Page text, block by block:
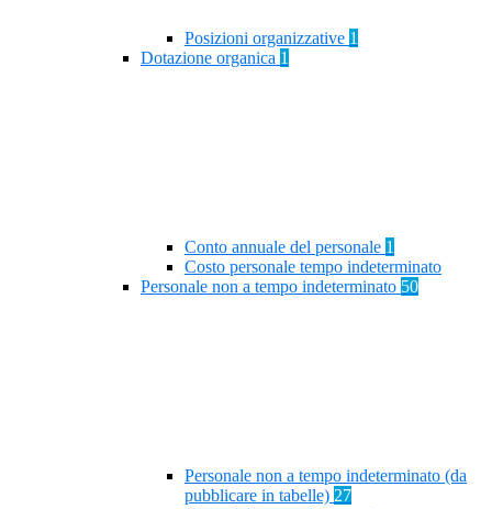
Posizioni organizzative 1
Dotazione organica 1
Conto annuale del personale 1
Costo personale tempo indeterminato
Personale non a tempo indeterminato 50
Personale non a tempo indeterminato (da
pubblicare in tabelle) 27